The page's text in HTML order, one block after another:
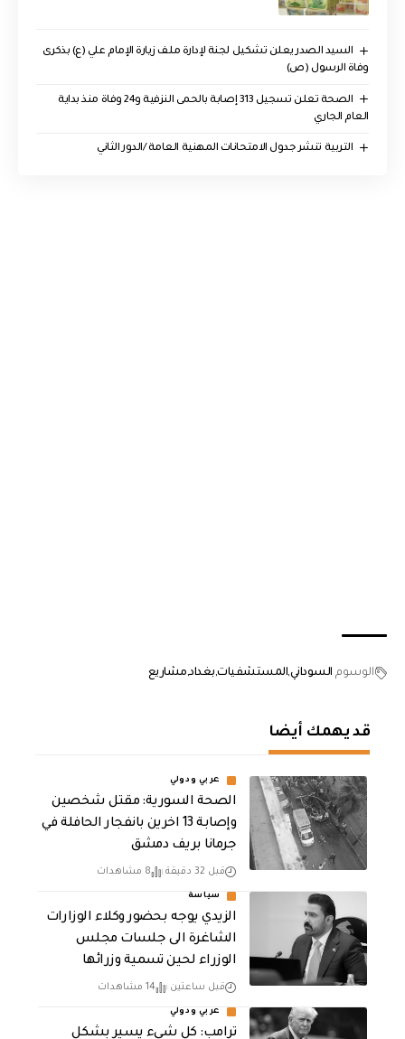
السيد الصدر يعلن تشكيل لجنة لإدارة ملف زيارة الإمام علي (ع) بذكرى
وفاة الرسول (ص)
الصحة تعلن تسجيل 313 إصابة بالحمى النزفية و24 وفاة منذ بداية
العام الجاري
التربية تنشر جدول الامتحانات المهنية العامة /الدور الثاني
الوسوم السودانيالمستشفيات بغداد مشاريع
قد يهمك أيضا
عربي ودولي
الصحة السورية: مقتل شخصين
وإصابة 13 اخرين بانفجار الحافلة في
جرمانا بريف دمشق
قبل 32 دقيقة 8 مشاهدات
سياسة
الزيدي يوجه بحضور وكلاء الوزارات
الشاغرة الى جلسات مجلس
الوزراء لحين تسمية وزرائها
قبل ساعتين 14 مشاهدات
عربي ودولي
ترامب: كل شيء يسير بشكل